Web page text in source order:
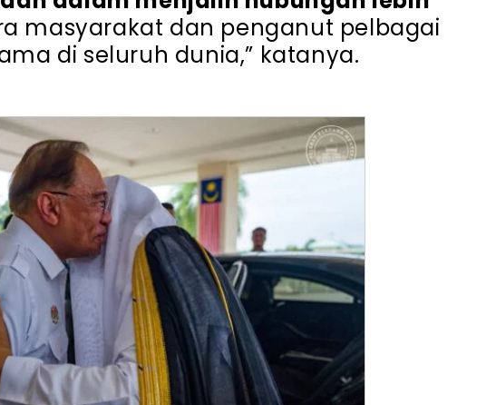
masyarakat dan penganut pelbagai
di seluruh dunia,” katanya.